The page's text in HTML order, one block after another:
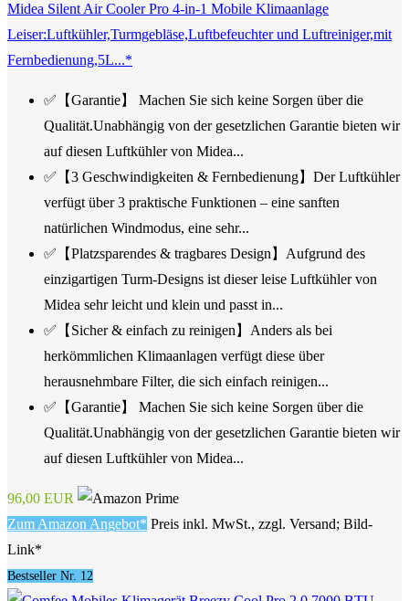
Midea Silent Air Cooler Pro 4-in-1 Mobile Klimaanlage
Leiser:Luftkühler,Turmgebläse,Luftbefeuchter und Luftreiniger,mit
Fernbedienung,5L...*
✅【Garantie】 Machen Sie sich keine Sorgen über die
Qualität.Unabhängig von der gesetzlichen Garantie bieten wir
auf diesen Luftkühler von Midea...
✅【3 Geschwindigkeiten & Fernbedienung】Der Luftkühler
verfügt über 3 praktische Funktionen – eine sanften
natürlichen Windmodus, eine sehr...
✅【Platzsparendes & tragbares Design】Aufgrund des
einzigartigen Turm-Designs ist dieser leise Luftkühler von
Midea sehr leicht und klein und passt in...
✅【Sicher & einfach zu reinigen】Anders als bei
herkömmlichen Klimaanlagen verfügt diese über
herausnehmbare Filter, die sich einfach reinigen...
✅【Garantie】 Machen Sie sich keine Sorgen über die
Qualität.Unabhängig von der gesetzlichen Garantie bieten wir
auf diesen Luftkühler von Midea...
96,00 EUR
Zum Amazon Angebot* Preis inkl. MwSt., zzgl. Versand; Bild-
Link*
Bestseller Nr. 12